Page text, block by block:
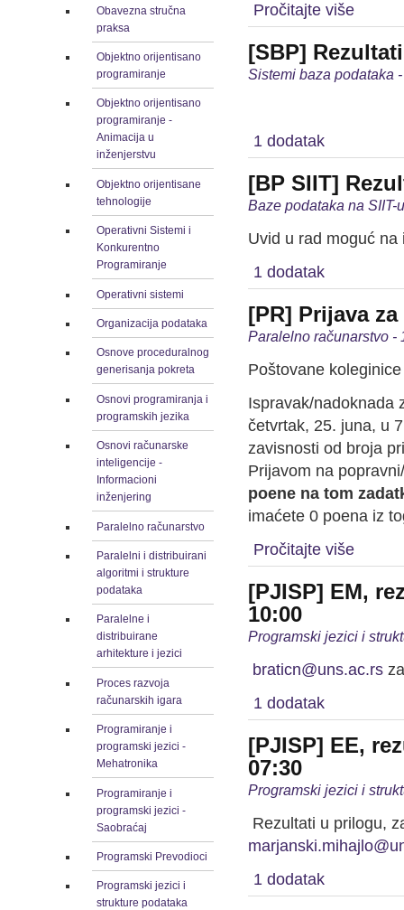
Obavezna stručna
praksa
Objektno orijentisano
programiranje
Objektno orijentisano
programiranje -
Animacija u
inženjerstvu
Objektno orijentisane
tehnologije
Operativni Sistemi i
Konkurentno
Programiranje
Operativni sistemi
Organizacija podataka
Osnove proceduralnog
generisanja pokreta
Osnovi programiranja i
programskih jezika
Osnovi računarske
inteligencije -
Informacioni
inženjering
Paralelno računarstvo
Paralelni i distribuirani
algoritmi i strukture
podataka
Paralelne i
distribuirane
arhitekture i jezici
Proces razvoja
računarskih igara
Programiranje i
programski jezici -
Mehatronika
Programiranje i
programski jezici -
Saobraćaj
Programski Prevodioci
Programski jezici i
strukture podataka
Pročitajte više
[SBP]
Sistemi baza podataka
1 dodatak
[BP SIIT]
Baze podataka na SIIT-
Uvid u rad moguć
1 dodatak
[PR] Prijava
Paralelno računarstvo -
Poštovane
Ispravak/nadoknada
četvrtak, 25. juna, u
zavisnosti od broja
Prijavom na
poene na tom
imaćete 0 poena iz
Pročitajte više
[PJISP] EM,
10:00
Programski jezici i
braticn@uns.ac.rs
1 dodatak
[PJISP] EE,
07:30
Programski jezici i
Rezultati u prilogu,
1 dodatak